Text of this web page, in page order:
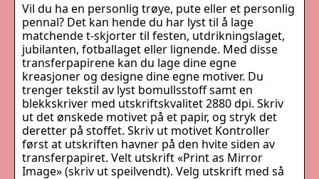
Vil du ha en personlig trøye, pute eller et personlig
pennal? Det kan hende du har lyst til å lage
matchende t-skjorter til festen, utdrikningslaget,
jubilanten, fotballaget eller lignende. Med disse
transferpapirene kan du lage dine egne
kreasjoner og designe dine egne motiver. Du
trenger tekstil av lyst bomullsstoff samt en
blekkskriver med utskriftskvalitet 2880 dpi. Skriv
ut det ønskede motivet på et papir, og stryk det
deretter på stoffet. Skriv ut motivet Kontroller
først at utskriften havner på den hvite siden av
transferpapiret. Velt utskrift «Print as Mirror
Image» (skriv ut speilvendt). Velg utskrift med så